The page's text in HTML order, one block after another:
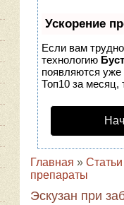
Ускорение
Если вам
технологию Буст
появляются уже
Топ10 за месяц,
Главная » Статьи
препараты
Эскузан при